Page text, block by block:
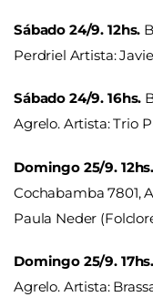
Sábado 24/9. 12hs.
Perdriel Artista:
Sábado 24/9. 16hs.
Agrelo. Artista: Trio
Domingo 25/9. 12hs.
Cochabamba 7801,
Paula Neder
Domingo 25/9. 17hs.
Agrelo. Artista: